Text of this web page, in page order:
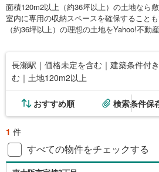
面積120m2以上（約36坪以上）の土地なら
室内に専用の収納スペースを確保すること
（約36坪以上）の理想の土地をYahoo!不動
長瀬駅｜価格未定を含む｜建築条件付
む｜土地120m2以上
おすすめ順 検索条件保
1 件
すべての物件をチェックする